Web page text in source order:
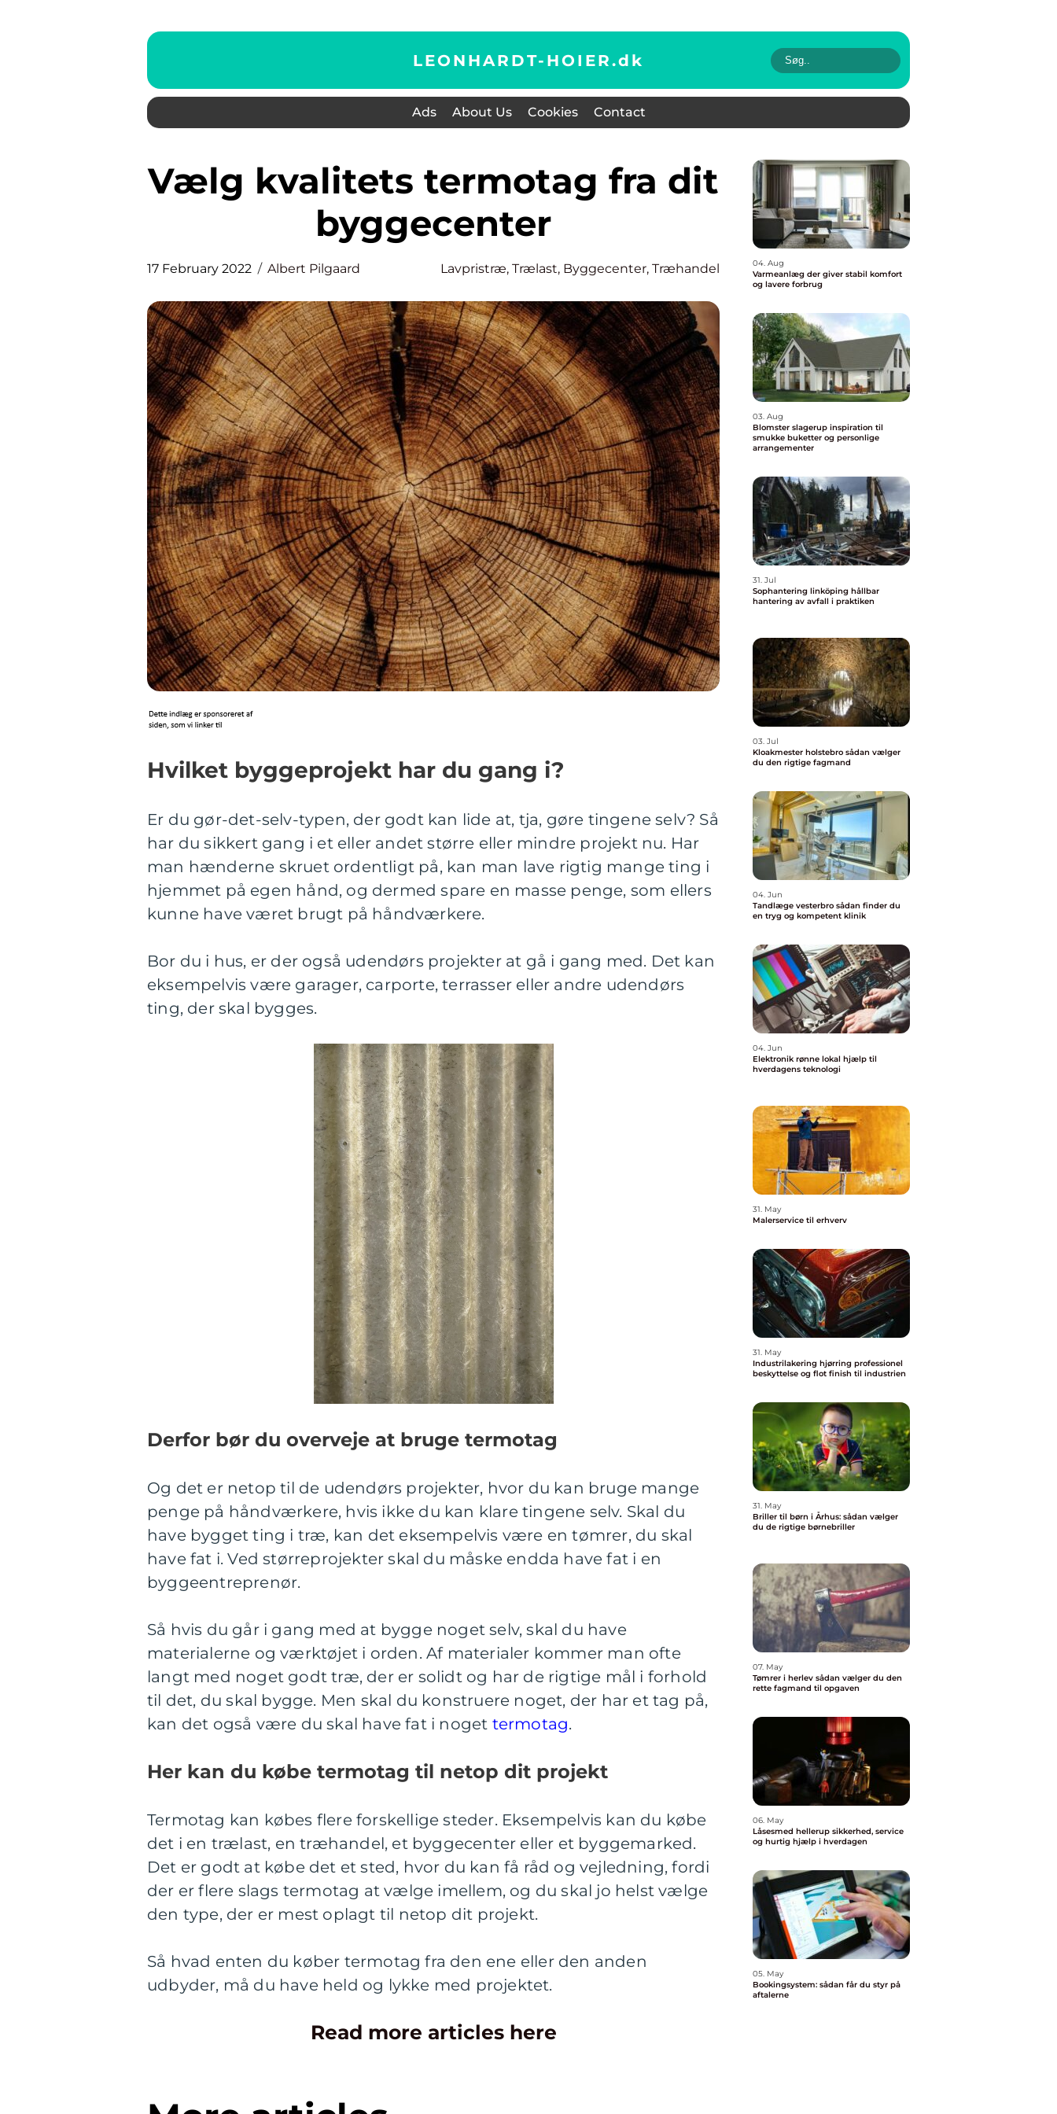
LEONHARDT-HOIER.dk
Ads About Us Cookies Contact
Vælg kvalitets termotag fra dit
byggecenter
17 February 2022 Albert Pilgaard Lavpristræ, Trælast, Byggecenter, Træhandel
Hvilket byggeprojekt har du gang i?
Er du gør-det-selv-typen, der godt kan lide at, tja, gøre tingene selv? Så
har du sikkert gang i et eller andet større eller mindre projekt nu. Har
man hænderne skruet ordentligt på, kan man lave rigtig mange ting i
hjemmet på egen hånd, og dermed spare en masse penge, som ellers
kunne have været brugt på håndværkere.
Bor du i hus, er der også udendørs projekter at gå i gang med. Det kan
eksempelvis være garager, carporte, terrasser eller andre udendørs
ting, der skal bygges.
Derfor bør du overveje at bruge termotag
Og det er netop til de udendørs projekter, hvor du kan bruge mange
penge på håndværkere, hvis ikke du kan klare tingene selv. Skal du
have bygget ting i træ, kan det eksempelvis være en tømrer, du skal
have fat i. Ved størreprojekter skal du måske endda have fat i en
byggeentreprenør.
Så hvis du går i gang med at bygge noget selv, skal du have
materialerne og værktøjet i orden. Af materialer kommer man ofte
langt med noget godt træ, der er solidt og har de rigtige mål i forhold
til det, du skal bygge. Men skal du konstruere noget, der har et tag på,
kan det også være du skal have fat i noget termotag.
Her kan du købe termotag til netop dit projekt
Termotag kan købes flere forskellige steder. Eksempelvis kan du købe
det i en trælast, en træhandel, et byggecenter eller et byggemarked.
Det er godt at købe det et sted, hvor du kan få råd og vejledning, fordi
der er flere slags termotag at vælge imellem, og du skal jo helst vælge
den type, der er mest oplagt til netop dit projekt.
Så hvad enten du køber termotag fra den ene eller den anden
udbyder, må du have held og lykke med projektet.
Read more articles here
04. Aug
Varmeanlæg der giver stabil komfort
og lavere forbrug
03. Aug
Blomster slagerup inspiration til
smukke buketter og personlige
arrangementer
31. Jul
Sophantering linköping hållbar
hantering av avfall i praktiken
03. Jul
Kloakmester holstebro sådan vælger
du den rigtige fagmand
04. Jun
Tandlæge vesterbro sådan finder du
en tryg og kompetent klinik
04. Jun
Elektronik rønne lokal hjælp til
hverdagens teknologi
31. May
Malerservice til erhverv
31. May
Industrilakering hjørring professionel
beskyttelse og flot finish til industrien
31. May
Briller til børn i Århus: sådan vælger
du de rigtige børnebriller
07. May
Tømrer i herlev sådan vælger du den
rette fagmand til opgaven
06. May
Låsesmed hellerup sikkerhed, service
og hurtig hjælp i hverdagen
05. May
Bookingsystem: sådan får du styr på
aftalerne